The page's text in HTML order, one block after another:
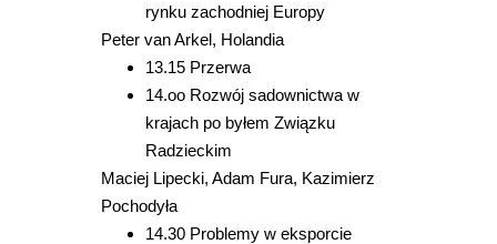
rynku zachodniej Europy
Peter van Arkel, Holandia
13.15 Przerwa
14.oo Rozwój sadownictwa w
krajach po byłem Związku
Radzieckim
Maciej Lipecki, Adam Fura, Kazimierz
Pochodyła
14.30 Problemy w eksporcie